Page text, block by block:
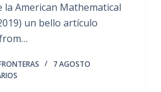
la American Mathematical
un bello artículo
7 AGOSTO